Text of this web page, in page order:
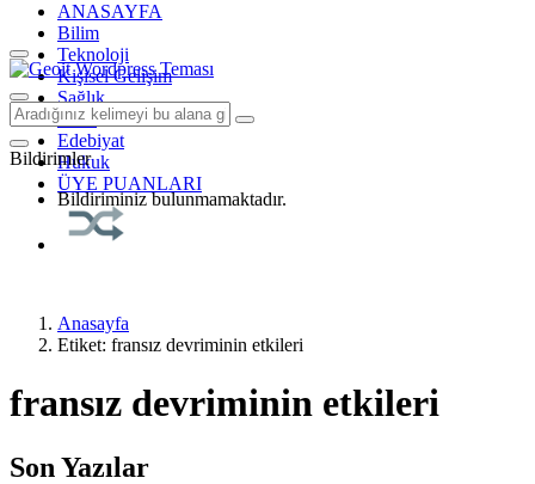
ANASAYFA
Bilim
Teknoloji
Kişisel Gelişim
Sağlık
Tarih
Edebiyat
Hukuk
ÜYE PUANLARI
Bildirimler
Bildiriminiz bulunmamaktadır.
Anasayfa
Etiket: fransız devriminin etkileri
fransız devriminin etkileri
Son Yazılar